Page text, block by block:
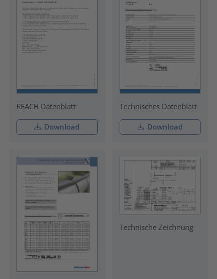
REACH Datenblatt
Download
Technisches Datenblatt
Download
Technische Zeichnung